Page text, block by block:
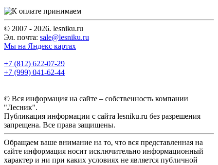
© 2007 - 2026. lesniku.ru
Эл. почта: sale@lesniku.ru
Мы на Яндекс картах
+7 (812) 622-07-29
+7 (999) 041-62-44
© Вся информация на сайте – собственность компании
"Лесник".
Публикация информации с сайта lesniku.ru без разрешения
запрещена. Все права защищены.
Обращаем ваше внимание на то, что вся представленная на
сайте информация носит исключительно информационный
характер и ни при каких условиях не является публичной